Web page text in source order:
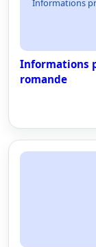
Informations
romande